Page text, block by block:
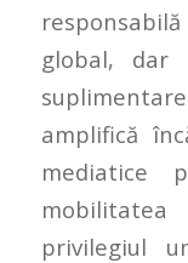
global, dar
amplifică
mediatice
privilegiul